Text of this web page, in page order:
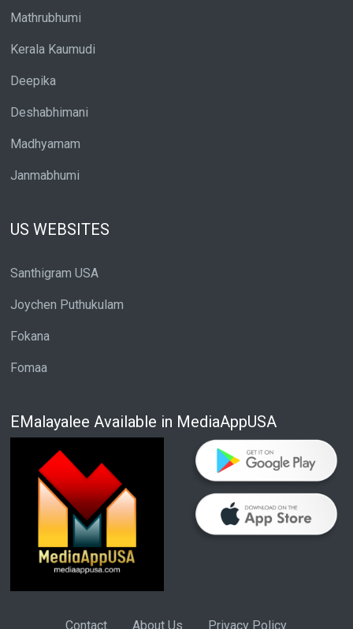
Mathrubhumi
Kerala Kaumudi
Deepika
Deshabhimani
Madhyamam
Janmabhumi
US WEBSITES
Santhigram USA
Joychen Puthukulam
Fokana
Fomaa
EMalayalee Available in MediaAppUSA
Contact About Us Privacy Policy